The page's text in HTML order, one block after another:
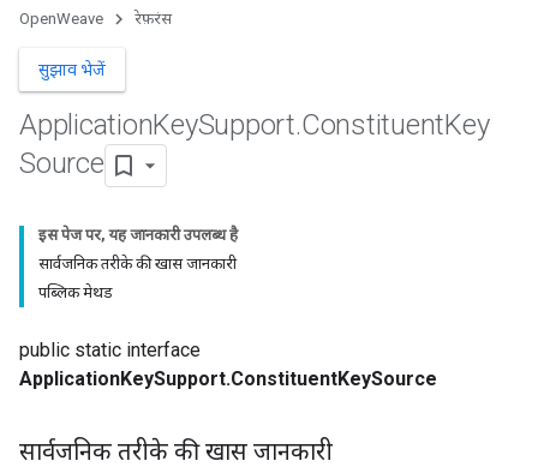
OpenWeave रेफ़रंस
सुझाव भेजें
ApplicationKeySupport.ConstituentKey
Source
इस पेज पर, यह जानकारी उपलब्ध है
सार्वजनिक तरीके की खास जानकारी
पब्लिक मेथड
public static interface
ApplicationKeySupport.ConstituentKeySource
सार्वजनिक तरीके की खास जानकारी